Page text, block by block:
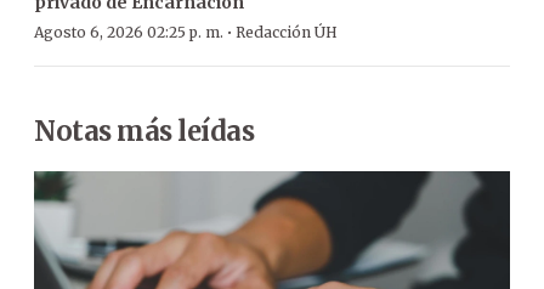
Agosto 6, 2026 02:25 p. m. · Redacción ÚH
Notas más leídas